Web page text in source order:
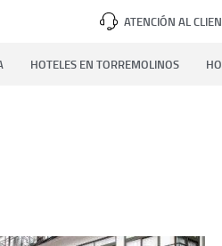
ATENCIÓN AL
HOTELES EN TORREMOLINOS